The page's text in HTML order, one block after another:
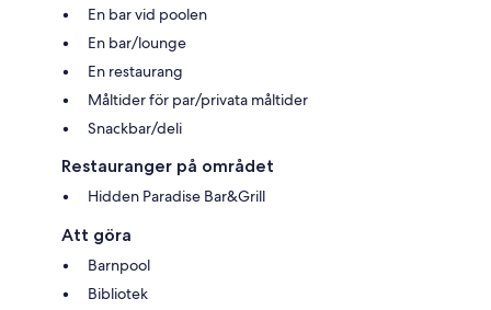
En bar vid poolen
En bar/lounge
En restaurang
Måltider för par/privata måltider
Snackbar/deli
Restauranger på området
Hidden Paradise Bar&Grill
Att göra
Barnpool
Bibliotek